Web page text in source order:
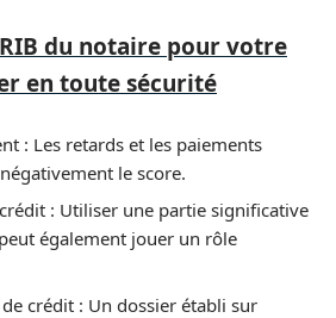
du notaire pour votre
en toute sécurité
: Les retards et les paiements
le score.
: Utiliser une partie significative
également jouer un rôle
crédit : Un dossier établi sur